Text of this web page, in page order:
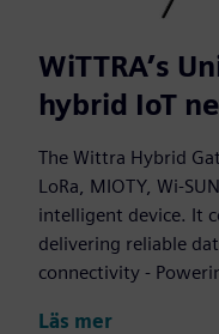
WiTTRA’s
hybrid IoT
The Wittra Hybrid
LoRa, MIOTY, Wi-
intelligent device. It
delivering reliable
connectivity -
Läs mer